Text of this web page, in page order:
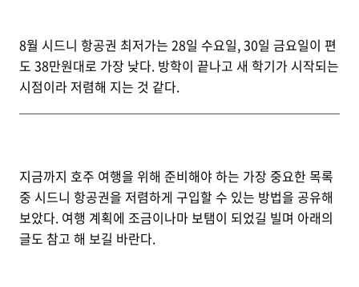
8월 시드니 항공권 최저가는 28일 수요일, 30일 금요일이 편
도 38만원대로 가장 낮다. 방학이 끝나고 새 학기가 시작되는
시점이라 저렴해 지는 것 같다.
지금까지 호주 여행을 위해 준비해야 하는 가장 중요한 목록
중 시드니 항공권을 저렴하게 구입할 수 있는 방법을 공유해
보았다. 여행 계획에 조금이나마 보탬이 되었길 빌며 아래의
글도 참고 해 보길 바란다.